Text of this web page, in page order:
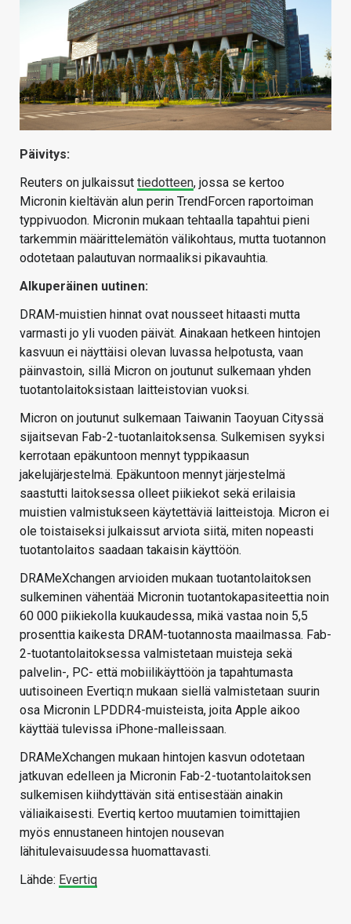
Päivitys:
Reuters on julkaissut tiedotteen, jossa se kertoo
Micronin kieltävän alun perin TrendForcen raportoiman
typpivuodon. Micronin mukaan tehtaalla tapahtui pieni
tarkemmin määrittelemätön välikohtaus, mutta tuotannon
odotetaan palautuvan normaaliksi pikavauhtia.
Alkuperäinen uutinen:
DRAM-muistien hinnat ovat nousseet hitaasti mutta
varmasti jo yli vuoden päivät. Ainakaan hetkeen hintojen
kasvuun ei näyttäisi olevan luvassa helpotusta, vaan
päinvastoin, sillä Micron on joutunut sulkemaan yhden
tuotantolaitoksistaan laitteistovian vuoksi.
Micron on joutunut sulkemaan Taiwanin Taoyuan Cityssä
sijaitsevan Fab-2-tuotanlaitoksensa. Sulkemisen syyksi
kerrotaan epäkuntoon mennyt typpikaasun
jakelujärjestelmä. Epäkuntoon mennyt järjestelmä
saastutti laitoksessa olleet piikiekot sekä erilaisia
muistien valmistukseen käytettäviä laitteistoja. Micron ei
ole toistaiseksi julkaissut arviota siitä, miten nopeasti
tuotantolaitos saadaan takaisin käyttöön.
DRAMeXchangen arvioiden mukaan tuotantolaitoksen
sulkeminen vähentää Micronin tuotantokapasiteettia noin
60 000 piikiekolla kuukaudessa, mikä vastaa noin 5,5
prosenttia kaikesta DRAM-tuotannosta maailmassa. Fab-
2-tuotantolaitoksessa valmistetaan muisteja sekä
palvelin-, PC- että mobiilikäyttöön ja tapahtumasta
uutisoineen Evertiq:n mukaan siellä valmistetaan suurin
osa Micronin LPDDR4-muisteista, joita Apple aikoo
käyttää tulevissa iPhone-malleissaan.
DRAMeXchangen mukaan hintojen kasvun odotetaan
jatkuvan edelleen ja Micronin Fab-2-tuotantolaitoksen
sulkemisen kiihdyttävän sitä entisestään ainakin
väliaikaisesti. Evertiq kertoo muutamien toimittajien
myös ennustaneen hintojen nousevan
lähitulevaisuudessa huomattavasti.
Lähde: Evertiq